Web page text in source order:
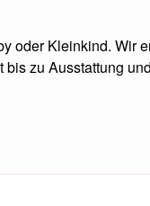
oder Kleinkind. Wir
zu Ausstattung